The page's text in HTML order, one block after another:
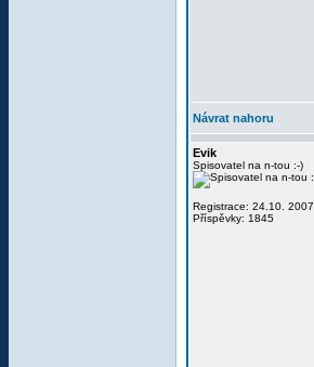
Návrat nahoru
Evik
Spisovatel na n-tou :-)
Registrace: 24.10. 2007
Příspěvky: 1845